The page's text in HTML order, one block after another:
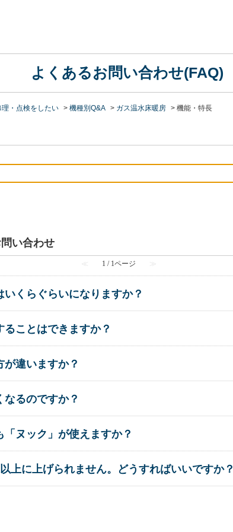
よくあるお問い合わせ(FAQ)
・点検をしたい > 機種別Q&A > ガス温水床暖房 > 機能・特長
い合わせ
≪ 1 / 1ページ ≫
くらぐらいになりますか？
ことはできますか？
違いますか？
るのですか？
ヌック」が使えますか？
上に上げられません。どうすればいいですか？